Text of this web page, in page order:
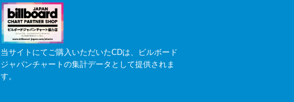
当サイトにてご購入いただいたCDは、ビルボード
ジャパンチャートの集計データとして提供されま
す。